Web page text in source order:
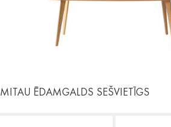
MITAU ĒDAMGALDS SEŠVIETĪGS